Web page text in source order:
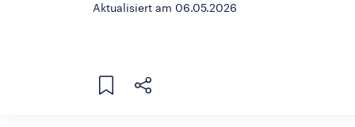
Aktualisiert am 06.05.2026